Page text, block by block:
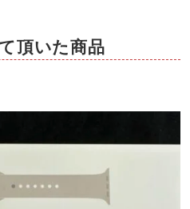
頂いた商品